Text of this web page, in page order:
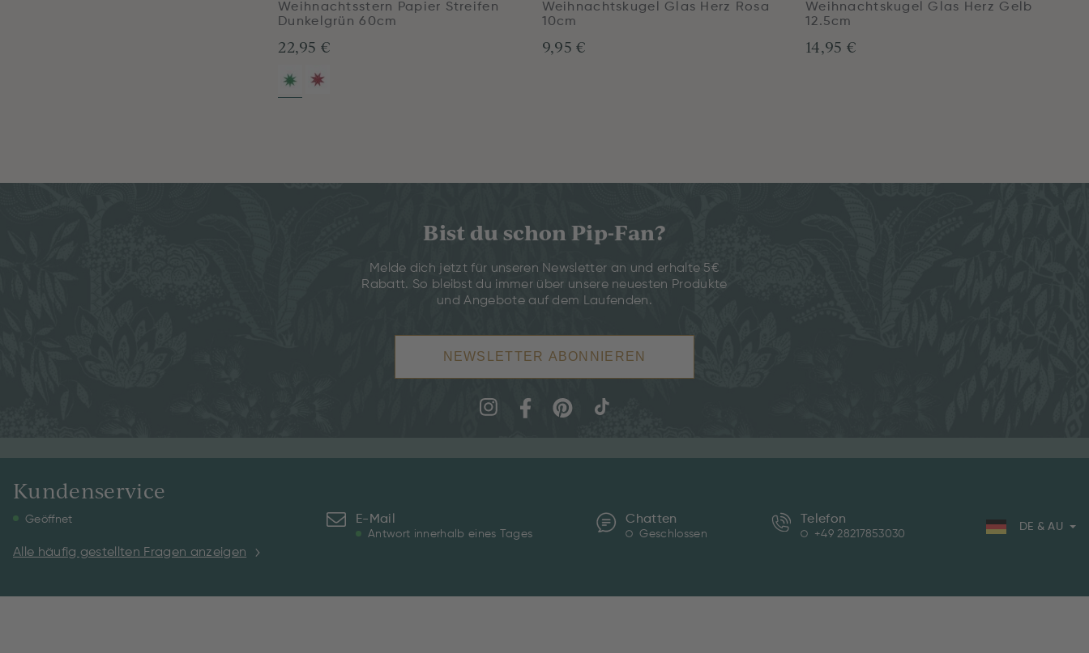
Weihnachtsstern Papier Streifen
Dunkelgrün 60cm
22,95 €
Weihnachtskugel Glas Herz Rosa
10cm
9,95 €
Weihnachtskugel Glas Herz Gelb
12.5cm
14,95 €
Bist du schon Pip-Fan?
Melde dich jetzt für unseren Newsletter an und erhalte 5€
Rabatt. So bleibst du immer über unsere neuesten Produkte
und Angebote auf dem Laufenden.
NEWSLETTER ABONNIEREN
Kundenservice
Geöffnet
Alle häufig gestellten Fragen anzeigen
E-Mail
Antwort innerhalb eines Tages
Chatten
Geschlossen
Telefon
+49 28217853030
DE & AU